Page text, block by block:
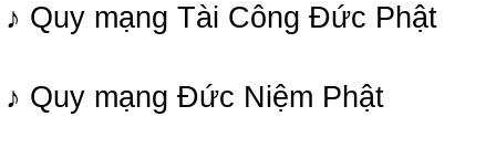
♪ Quy mạng Tài Công Đức Phật
♪ Quy mạng Đức Niệm Phật